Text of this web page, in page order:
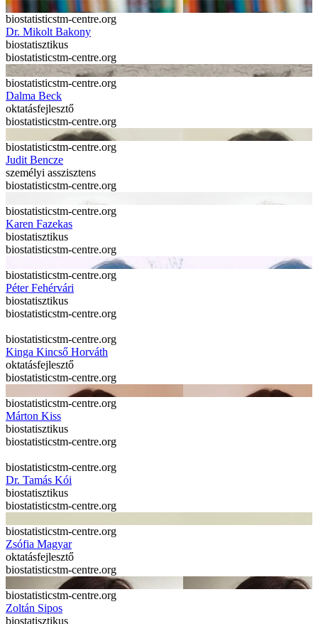
biostatisticstm-centre.org
Dr. Mikolt Bakony
biostatisztikus
biostatisticstm-centre.org
biostatisticstm-centre.org
Dalma Beck
oktatásfejlesztő
biostatisticstm-centre.org
biostatisticstm-centre.org
Judit Bencze
személyi asszisztens
biostatisticstm-centre.org
biostatisticstm-centre.org
Karen Fazekas
biostatisztikus
biostatisticstm-centre.org
biostatisticstm-centre.org
Péter Fehérvári
biostatisztikus
biostatisticstm-centre.org
biostatisticstm-centre.org
Kinga Kincső Horváth
oktatásfejlesztő
biostatisticstm-centre.org
biostatisticstm-centre.org
Márton Kiss
biostatisztikus
biostatisticstm-centre.org
biostatisticstm-centre.org
Dr. Tamás Kói
biostatisztikus
biostatisticstm-centre.org
biostatisticstm-centre.org
Zsófia Magyar
oktatásfejlesztő
biostatisticstm-centre.org
biostatisticstm-centre.org
Zoltán Sipos
biostatisztikus